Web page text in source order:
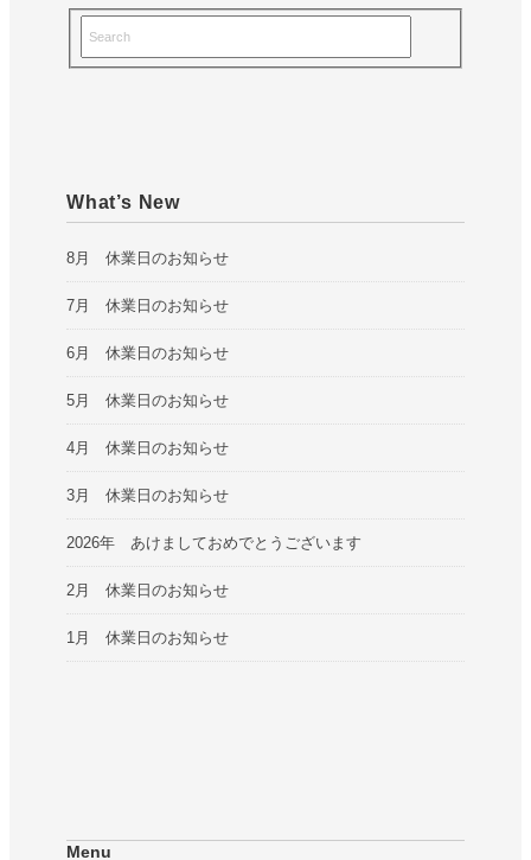
What’s New
8月 休業日のお知らせ
7月 休業日のお知らせ
6月 休業日のお知らせ
5月 休業日のお知らせ
4月 休業日のお知らせ
3月 休業日のお知らせ
2026年 あけましておめでとうございます
2月 休業日のお知らせ
1月 休業日のお知らせ
Menu